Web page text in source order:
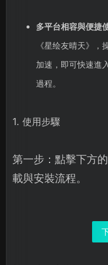
多平台相容與便捷
《星绘友晴天》
加速，即可快速進
過程。
1. 使用步驟
第一步：點擊下方
載與安裝流程。